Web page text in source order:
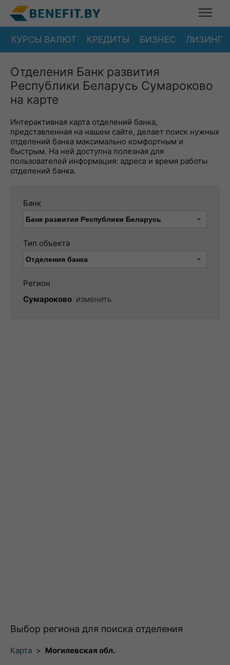
КУРСЫ ВАЛЮТ КРЕДИТЫ БИЗНЕС ЛИЗИНГ
Отделения Банк развития
Республики Беларусь Сумароково
на карте
Интерактивная карта отделений банка,
представленная на нашем сайте, делает поиск нужных
отделений банка максимально комфортным и
быстрым. На ней доступна полезная для
пользователей информация: адреса и время работы
отделений банка.
Банк
Тип объекта
Регион
Сумароково изменить
Выбор региона для поиска отделения
Карта > Могилевская обл.